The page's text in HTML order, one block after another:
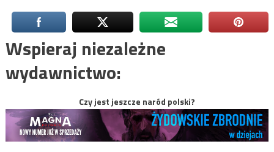
Wspieraj niezależne
wydawnictwo:
Czy jest jeszcze naród polski?